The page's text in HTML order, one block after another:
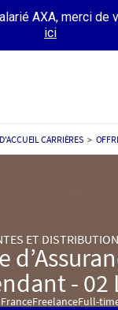
AXA, merci de
ici
MON
CARRIÈRES >
ET DISTRIBUTION
- 02
FreelanceFull-